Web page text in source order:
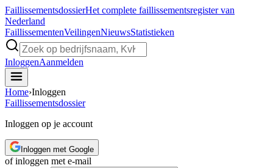
FaillissementsdossierHet complete faillissementsregister van
Nederland
FaillissementenVeilingenNieuwsStatistieken
InloggenAanmelden
Home›Inloggen
Faillissementsdossier
Inloggen op je account
Inloggen met Google
of inloggen met e-mail